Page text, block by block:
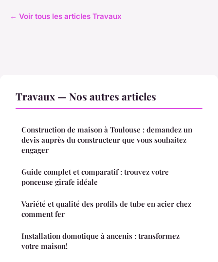
← Voir tous les articles Travaux
Travaux — Nos autres articles
Construction de maison à Toulouse : demandez un
devis auprès du constructeur que vous souhaitez
engager
Guide complet et comparatif : trouvez votre
ponceuse girafe idéale
Variété et qualité des profils de tube en acier chez
comment fer
Installation domotique à ancenis : transformez
votre maison!